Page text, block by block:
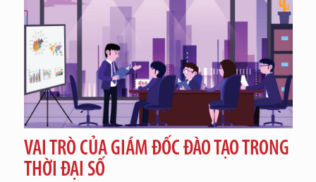
VAI TRÒ CỦA GIÁM ĐỐC ĐÀO TẠO TRONG
THỜI ĐẠI SỐ